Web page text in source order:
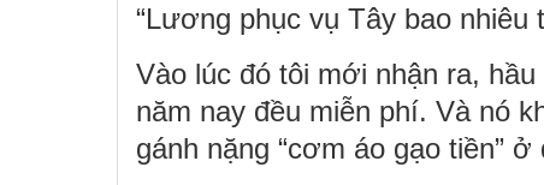
“Lương phục vụ Tây bao nhiêu
Vào lúc đó tôi mới nhận ra,
năm nay đều miễn phí. Và nó
gánh nặng “cơm áo gạo tiền” ở